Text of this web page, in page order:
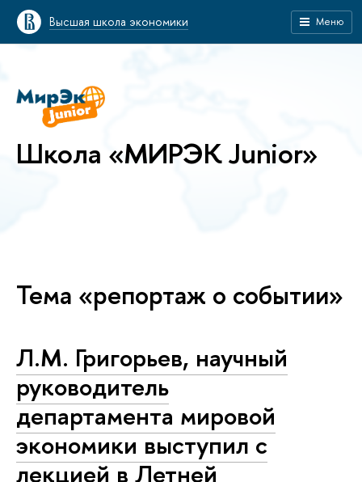
Высшая школа экономики Меню
Школа «МИРЭК Junior»
Тема «репортаж о событии»
Л.М. Григорьев, научный
руководитель
департамента мировой
экономики выступил с
лекцией в Летней